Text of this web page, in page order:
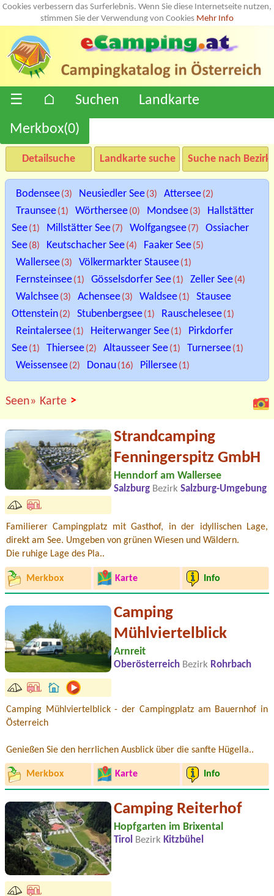
Cookies verbessern das Surferlebnis. Wenn Sie diese Internetseite nutzen,
stimmen Sie der Verwendung von Cookies Mehr Info
☰ ⌂ Suchen
Landkarte
Merkbox(0)
Detailsuche Landkarte suche Suche nach
Bodensee(3) Neusiedler See(3) Attersee(2)
Traunsee(1) Wörthersee(0) Mondsee(3)
Hallstätter
See(1) Millstätter See(7) Wolfgangsee(7)
Ossiacher
See(8) Keutschacher See(4) Faaker See(5)
Wallersee(3) Völkermarkter Stausee(1)
Fernsteinsee(1) Gösselsdorfer See(1) Zeller See(4)
Walchsee(3) Achensee(3) Waldsee(1)
Stausee
Ottenstein(2) Stubenbergsee(1) Rauschelesee(1)
Reintalersee(1) Heiterwanger See(1)
Pirkdorfer
See(1) Thiersee(2) Altausseer See(1) Turnersee(1)
Weissensee(2) Donau(16) Pillersee(1)
Seen» Karte >
Strandcamping
Fenningerspitz GmbH
Henndorf am Wallersee
Salzburg Bezirk Salzburg-Umgebung
Familierer Campingplatz mit Gasthof, in der idyllischen Lage,
direkt am See. Umgeben von grünen Wiesen und Wäldern.
Die ruhige Lage des Pla..
Merkbox Karte Info
Camping
Mühlviertelblick
Arnreit
Oberösterreich Bezirk Rohrbach
Camping Mühlviertelblick - der Campingplatz am Bauernhof in
Österreich
Genießen Sie den herrlichen Ausblick über die sanfte Hügella..
Merkbox Karte Info
Camping Reiterhof
Hopfgarten im Brixental
Tirol Bezirk Kitzbühel